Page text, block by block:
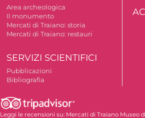
Area archeologica
Il monumento
Mercati di Traiano: storia
Mercati di Traiano: restauri
SERVIZI SCIENTIFICI
Pubblicazioni
Bibliografia
Leggi le recensioni su: Mercati di Traiano Museo